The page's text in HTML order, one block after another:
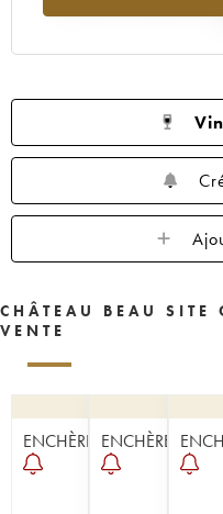
CHÂTEAU BEAU SITE
VENTE
ENCHÈRE ENCHÈRE